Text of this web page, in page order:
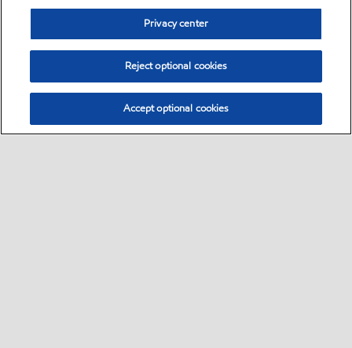
Privacy center
Reject optional cookies
Accept optional cookies